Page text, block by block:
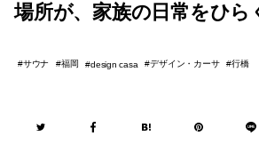
場所が、家族の日常をひら
サウナ 福岡 design casa デザイン・カーサ 行橋